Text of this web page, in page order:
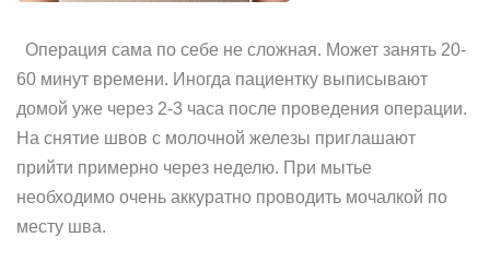
Операция сама по себе не сложная. Может занять 20-
60 минут времени. Иногда пациентку выписывают
домой уже через 2-3 часа после проведения операции.
На снятие швов с молочной железы приглашают
прийти примерно через неделю. При мытье
необходимо очень аккуратно проводить мочалкой по
месту шва.